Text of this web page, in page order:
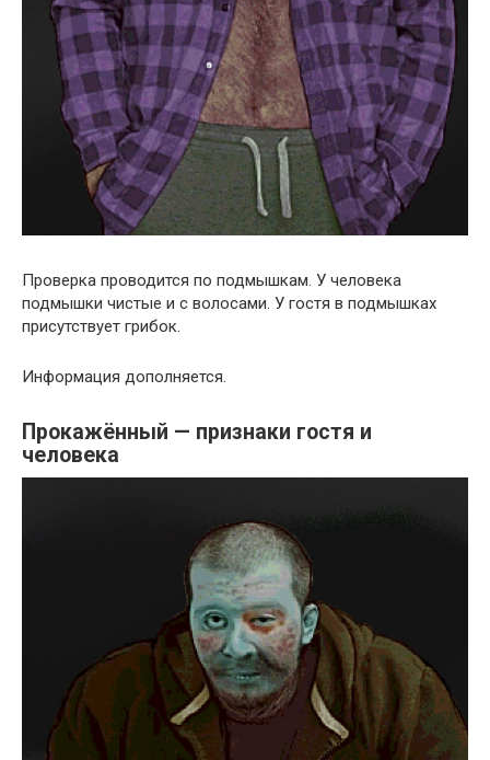
Проверка проводится по подмышкам. У человека
подмышки чистые и с волосами. У гостя в подмышках
присутствует грибок.
Информация дополняется.
Прокажённый — признаки гостя и
человека